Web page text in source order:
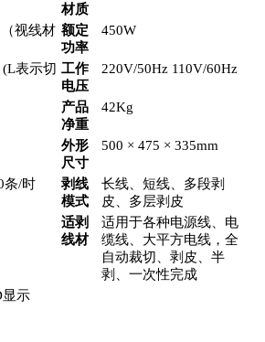
材质
视线材 额定
功率
450W
表示切 工作
电压
220V/50Hz 110V/60Hz
产品
净重
42Kg
外形
尺寸
500 × 475 × 335mm
条/时
剥线
模式
长线、短线、多段剥
皮、多层剥皮
适剥
线材
适用于各种电源线、电
缆线、大平方电线，全
自动裁切、剥皮、半
剥、一次性完成
显示